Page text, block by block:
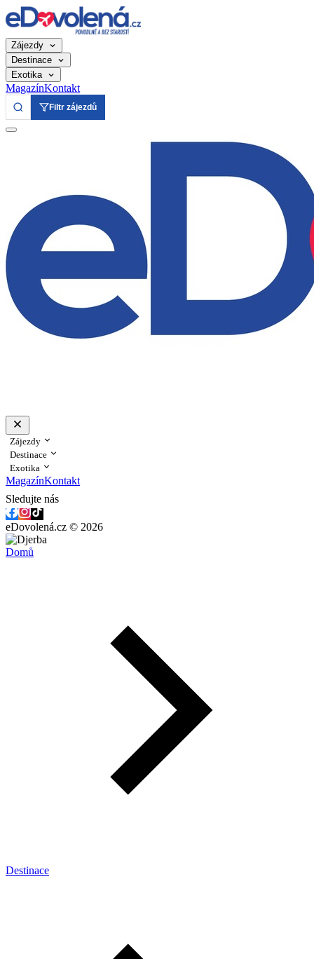
Zájezdy
Destinace
Exotika
MagazínKontakt
Filtr zájezdů
Zájezdy
Destinace
Exotika
MagazínKontakt
Sledujte nás
eDovolená.cz © 2026
Domů
Destinace